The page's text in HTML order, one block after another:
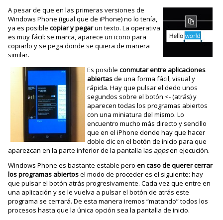
A pesar de que en las primeras versiones de
Windows Phone (igual que de iPhone) no lo tenía,
ya es posiblecopiar y pegarun texto. La operativa
es muy fácil: se marca, aparece un icono para
copiarlo y se pega donde se quiera de manera
similar.
Es posible conmutar entre aplicaciones
abiertasde una forma fácil, visual y
rápida. Hay que pulsar el dedo unos
segundos sobre el botón <- (atrás) y
aparecen todas los programas abiertos
con una miniatura del mismo. Lo
encuentro mucho más directo y sencillo
que en el iPhone donde hay que hacer
doble clic en el botón de inicio para que
aparezcan en la parte inferior de la pantalla las appsen ejecución.
Windows Phone es bastante estable peroen caso de querer cerrar
los programas abiertosel modo de proceder es el siguiente: hay
que pulsar el botón atrás progresivamente. Cada vez que entre en
una aplicación y se le vuelva a pulsar el botón de atrás este
programa se cerrará. De esta manera iremos “matando” todos los
procesos hasta que la única opción sea la pantalla de inicio.